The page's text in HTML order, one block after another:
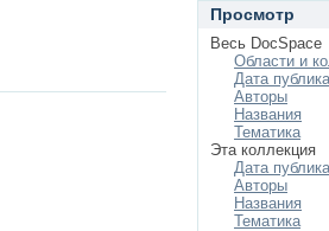
Просмотр
Весь DocSpace
Области и
Дата
Авторы
Названия
Тематика
Эта коллекция
Дата
Авторы
Названия
Тематика